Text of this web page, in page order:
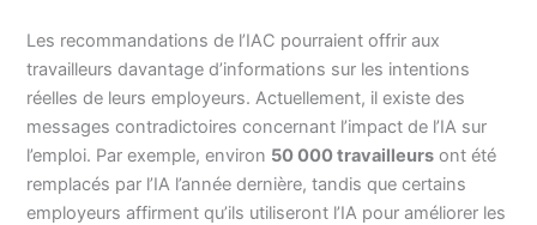
Les recommandations de l’IAC pourraient offrir aux
travailleurs davantage d’informations sur les intentions
réelles de leurs employeurs. Actuellement, il existe des
messages contradictoires concernant l’impact de l’IA sur
l’emploi. Par exemple, environ 50 000 travailleurs ont été
remplacés par l’IA l’année dernière, tandis que certains
employeurs affirment qu’ils utiliseront l’IA pour améliorer les